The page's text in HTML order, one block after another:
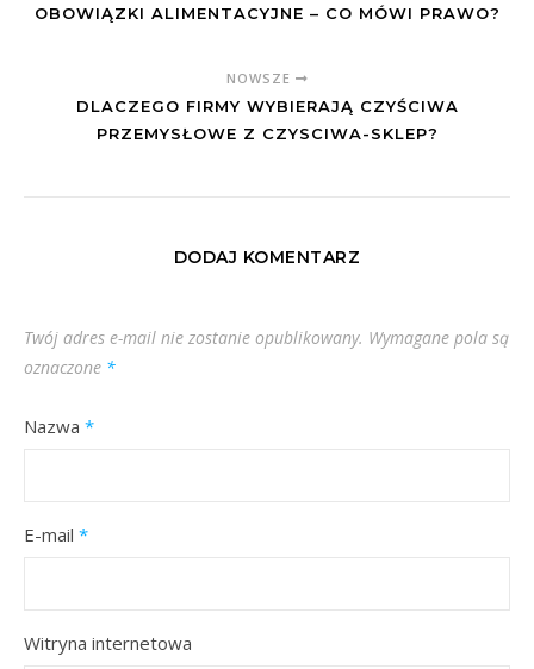
OBOWIĄZKI ALIMENTACYJNE – CO MÓWI PRAWO?
NOWSZE
DLACZEGO FIRMY WYBIERAJĄ CZYŚCIWA
PRZEMYSŁOWE Z CZYSCIWA-SKLEP?
DODAJ KOMENTARZ
Twój adres e-mail nie zostanie opublikowany. Wymagane pola są
oznaczone *
Nazwa *
E-mail *
Witryna internetowa